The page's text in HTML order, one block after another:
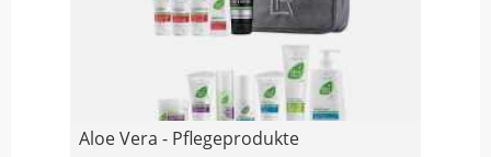
Aloe Vera - Pflegeprodukte